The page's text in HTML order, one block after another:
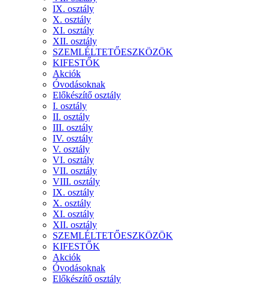
IX. osztály
X. osztály
XI. osztály
XII. osztály
SZEMLÉLTETŐESZKÖZÖK
KIFESTŐK
Akciók
Óvodásoknak
Előkészítő osztály
I. osztály
II. osztály
III. osztály
IV. osztály
V. osztály
VI. osztály
VII. osztály
VIII. osztály
IX. osztály
X. osztály
XI. osztály
XII. osztály
SZEMLÉLTETŐESZKÖZÖK
KIFESTŐK
Akciók
Óvodásoknak
Előkészítő osztály